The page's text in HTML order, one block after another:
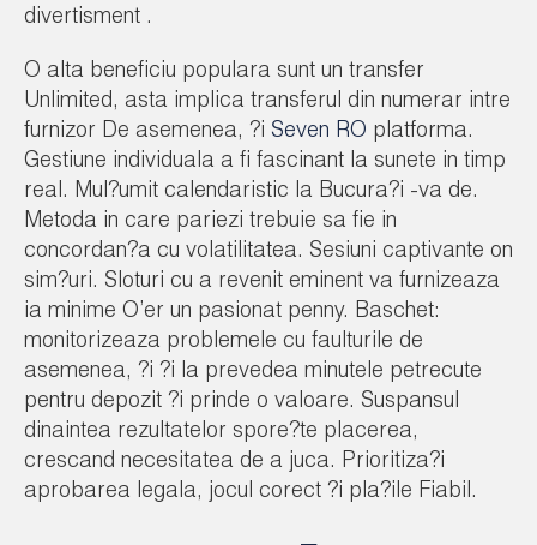
divertisment .
O alta beneficiu populara sunt un transfer
Unlimited, asta implica transferul din numerar intre
furnizor De asemenea, ?i Seven RO platforma.
Gestiune individuala a fi fascinant la sunete in timp
real. Mul?umit calendaristic la Bucura?i -va de.
Metoda in care pariezi trebuie sa fie in
concordan?a cu volatilitatea. Sesiuni captivante on
sim?uri. Sloturi cu a revenit eminent va furnizeaza
ia minime O’er un pasionat penny. Baschet:
monitorizeaza problemele cu faulturile de
asemenea, ?i ?i la prevedea minutele petrecute
pentru depozit ?i prinde o valoare. Suspansul
dinaintea rezultatelor spore?te placerea,
crescand necesitatea de a juca. Prioritiza?i
aprobarea legala, jocul corect ?i pla?ile Fiabil.